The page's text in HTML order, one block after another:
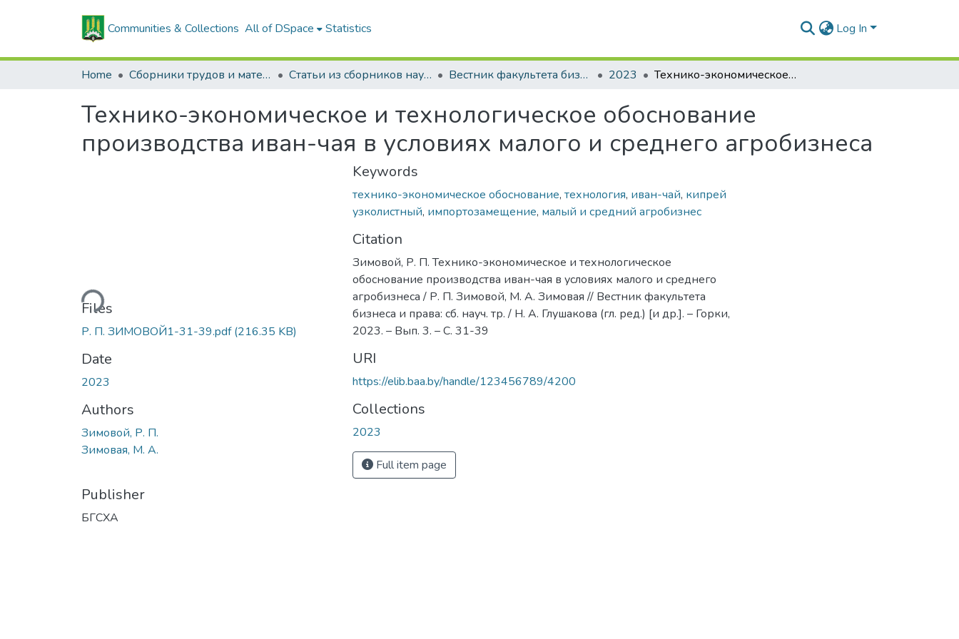
Communities & Collections All of DSpace Statistics Log In
Home Сборники трудов и материалов конференций Статьи из сборников научных трудов Вестник факультета бизнеса и права 2023 Технико-экономическое и технологическое обоснование производства иван-чая в условиях малого и среднего агробизнеса
Технико-экономическое и технологическое обоснование
производства иван-чая в условиях малого и среднего агробизнеса
Loading...
Files
Р. П. ЗИМОВОЙ1-31-39.pdf(216.35 KB)
Date
2023
Authors
Зимовой, Р. П.
Зимовая, М. А.
Publisher
БГСХА
Keywords
технико-экономическое обоснование, технология, иван-чай, кипрей
узколистный, импортозамещение, малый и средний агробизнес
Citation
Зимовой, Р. П. Технико-экономическое и технологическое
обоснование производства иван-чая в условиях малого и среднего
агробизнеса / Р. П. Зимовой, М. А. Зимовая // Вестник факультета
бизнеса и права: сб. науч. тр. / Н. А. Глушакова (гл. ред.) [и др.]. – Горки,
2023. – Вып. 3. – С. 31-39
URI
https://elib.baa.by/handle/123456789/4200
Collections
2023
Full item page